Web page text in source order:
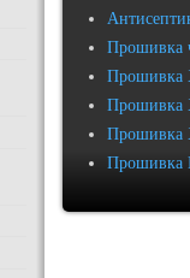
Прошивка
Прошивка
Прошивка
Прошивка
Прошивка